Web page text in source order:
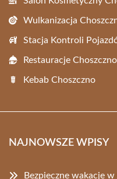
Wulkanizacja
Stacja Kontroli
Restauracje Choszczno
Kebab Choszczno
NAJNOWSZE WPISY
Bezpieczne wakacje